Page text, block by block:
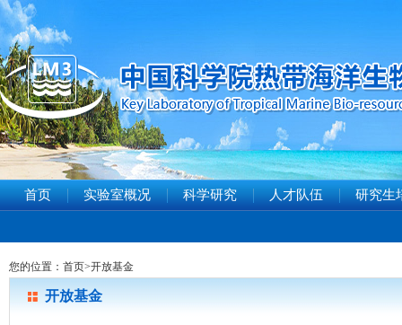
首页 实验室概况 科学研究 人才队伍 研究生
您的位置： 首页>开放基金
开放基金